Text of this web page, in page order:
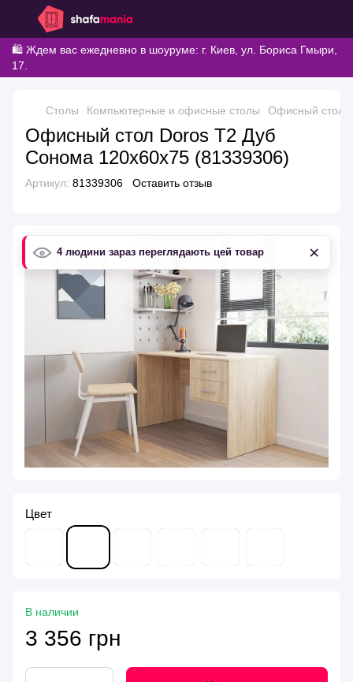
🛍️ Ждем вас ежедневно в шоуруме: г. Киев, ул. Бориса Гмыри,
17.
Столы Компьютерные и офисные столы Офисный стол
Офисный стол Doros Т2 Дуб
Cонома 120х60х75 (81339306)
Артикул: 81339306 Оставить отзыв
4 людини зараз переглядають цей товар ×
Цвет
В наличии
3 356 грн